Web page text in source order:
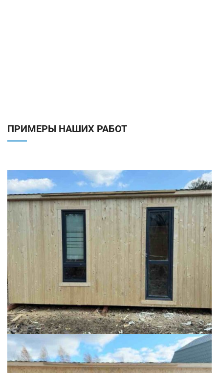
ПРИМЕРЫ НАШИХ РАБОТ
БЫТОВКИ ВАГОНЧИКИ ВАГОНЧИКИ ДЛЯ ЖИВОТНЫХ
ДЛЯ ИНСТРУМЕНТА ДЛЯ КОЗ ДЛЯ КУР ДЛЯ СТРОИТЕЛЕЙ